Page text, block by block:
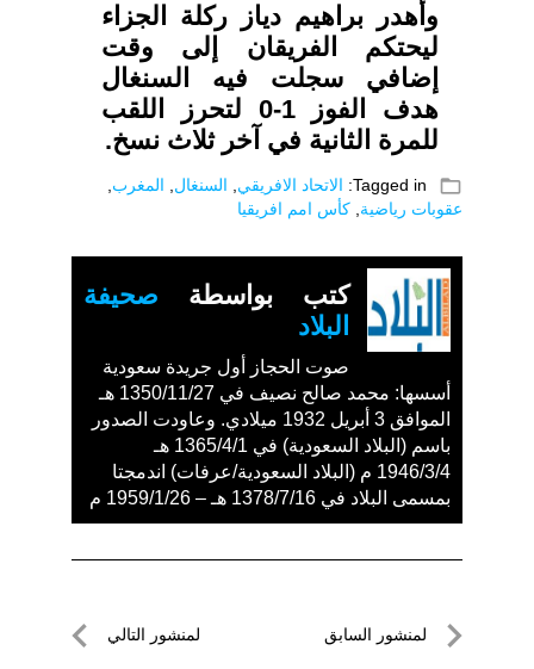
وأهدر براهيم دياز ركلة الجزاء
ليحتكم ​الفريقان إلى وقت
إضافي سجلت ​فيه السنغال
هدف الفوز 1-0 لتحرز اللقب
للمرة ‌الثانية ⁠في آخر ثلاث نسخ.
folder_open
Tagged in: الاتحاد الافريقي السنغال المغرب
عقوبات رياضية, كأس امم افريقيا
كتب بواسطة صحيفة
البلاد
صوت الحجاز أول جريدة سعودية
أسسها: محمد صالح نصيف في 1350/11/27 هـ
الموافق 3 أبريل 1932 ميلادي. وعاودت الصدور
باسم (البلاد السعودية) في 1365/4/1 هـ
1946/3/4 م (البلاد السعودية/عرفات) اندمجتا
بمسمى البلاد في 1378/7/16 هـ – 1959/1/26 م
تصفّحلمنشور السابق لمنشور التالي